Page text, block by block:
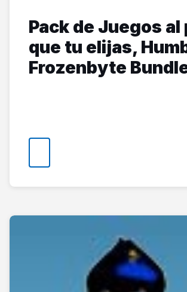
Pack de Juegos al
que tu elijas,
Frozenbyte